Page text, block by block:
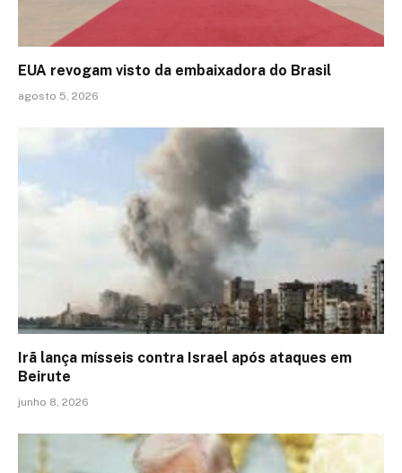
EUA revogam visto da embaixadora do Brasil
agosto 5, 2026
Irã lança mísseis contra Israel após ataques em
Beirute
junho 8, 2026